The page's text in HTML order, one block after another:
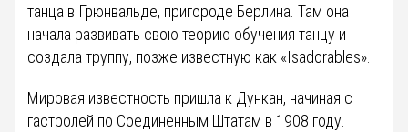
танца в Грюнвальде, пригороде Берлина. Там она
начала развивать свою теорию обучения танцу и
создала труппу, позже известную как «Isadorables».
Мировая известность пришла к Дункан, начиная с
гастролей по Соединенным Штатам в 1908 году.